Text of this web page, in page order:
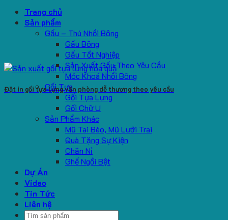
Trang chủ
Sản phẩm
Gấu – Thú Nhồi Bông
Gấu Bông
Gấu Tốt Nghiệp
Sản Xuất Gấu Theo Yêu Cầu
Móc Khoá Nhồi Bông
Gối Tựa
Gối Tựa Lưng
Gối Chữ U
Sản Phẩm Khác
Mũ Tai Bèo, Mũ Lưỡi Trai
Quà Tặng Sự Kiện
Chăn Nỉ
Ghế Ngồi Bệt
Dự Án
Video
Tin Tức
Liên hệ
Search
Đặt in gối tựa lựng văn phòng dễ thương theo yêu cầu